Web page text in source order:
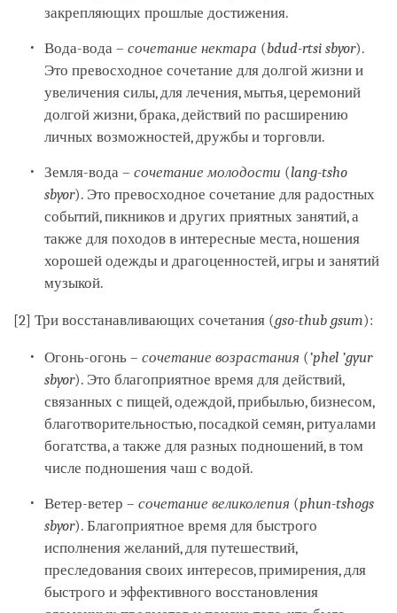
закрепляющих прошлые достижения.
Вода-вода –сочетание нектара (bdud-rtsi sbyor).
Это превосходное сочетание для долгой жизни и
увеличения силы, для лечения, мытья, церемоний
долгой жизни, брака, действий по расширению
личных возможностей, дружбы и торговли.
Земля-вода –сочетание молодости (lang-tsho
sbyor). Это превосходное сочетание для радостных
событий, пикников и других приятных занятий, а
также для походов в интересные места, ношения
хорошей одежды и драгоценностей, игры и занятий
музыкой.
[2] Три восстанавливающих сочетания (gso-thub gsum):
Огонь-огонь –сочетание возрастания (’phel ’gyur
sbyor). Это благоприятное время для действий,
связанных с пищей, одеждой, прибылью, бизнесом,
благотворительностью, посадкой семян, ритуалами
богатства, а также для разных подношений, в том
числе подношения чаш с водой.
Ветер-ветер –сочетание великолепия (phun-tshogs
sbyor). Благоприятное время для быстрого
исполнения желаний, для путешествий,
преследования своих интересов, примирения, для
быстрого и эффективного восстановления